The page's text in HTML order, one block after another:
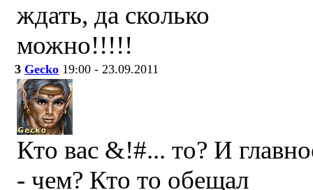
ждать, да сколько
можно!!!!!
3 Gecko 19:00 - 23.09.2011
Кто вас &!#... то? И
- чем? Кто то обещал